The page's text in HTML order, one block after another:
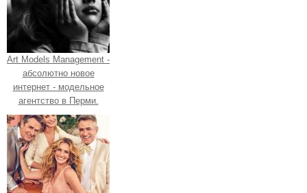
Art Models Management -
абсолютно новое
интернет - модельное
агентство в Перми.